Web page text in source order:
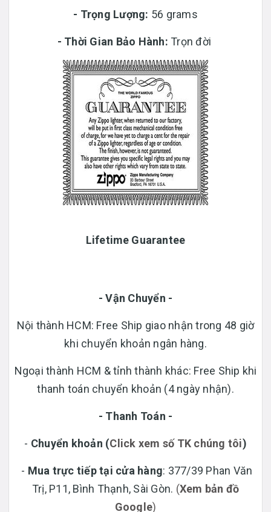
- Trọng Lượng: 56 grams
- Thời Gian Bảo Hành: Trọn đời
Lifetime Guarantee
- Vận Chuyển -
Nội thành HCM: Free Ship giao nhận trong 48 giờ
khi chuyển khoản ngân hàng.
Ngoại thành HCM & tỉnh thành khác: Free Ship khi
thanh toán chuyển khoản (4 ngày nhận).
- Thanh Toán -
- Chuyển khoản (Click xem số TK chúng tôi)
- Mua trực tiếp tại cửa hàng: 377/39 Phan Văn
Trị, P11, Bình Thạnh, Sài Gòn. (Xem bản đồ
Google)